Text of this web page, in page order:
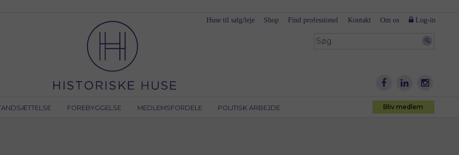
FOREBYGGELSE MEDLEMSFORDELE POLITISK ARBEJDE Bliv medlem
Huse til salg/leje Shop Find professionel Kontakt Om os Log-in